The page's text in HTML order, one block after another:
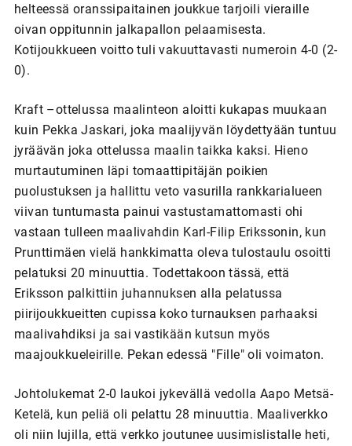
helteessä oranssipaitainen joukkue tarjoili vieraille
oivan oppitunnin jalkapallon pelaamisesta.
Kotijoukkueen voitto tuli vakuuttavasti numeroin 4-0 (2-
0).
Kraft –ottelussa maalinteon aloitti kukapas muukaan
kuin Pekka Jaskari, joka maalijyvän löydettyään tuntuu
jyräävän joka ottelussa maalin taikka kaksi. Hieno
murtautuminen läpi tomaattipitäjän poikien
puolustuksen ja hallittu veto vasurilla rankkarialueen
viivan tuntumasta painui vastustamattomasti ohi
vastaan tulleen maalivahdin Karl-Filip Erikssonin, kun
Prunttimäen vielä hankkimatta oleva tulostaulu osoitti
pelatuksi 20 minuuttia. Todettakoon tässä, että
Eriksson palkittiin juhannuksen alla pelatussa
piirijoukkueitten cupissa koko turnauksen parhaaksi
maalivahdiksi ja sai vastikään kutsun myös
maajoukkueleirille. Pekan edessä "Fille" oli voimaton.
Johtolukemat 2-0 laukoi jykevällä vedolla Aapo Metsä-
Ketelä, kun peliä oli pelattu 28 minuuttia. Maaliverkko
oli niin lujilla, että verkko joutunee uusimislistalle heti,